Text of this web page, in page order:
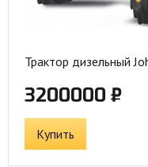
Трактор дизельный
3200000 ₽
Купить